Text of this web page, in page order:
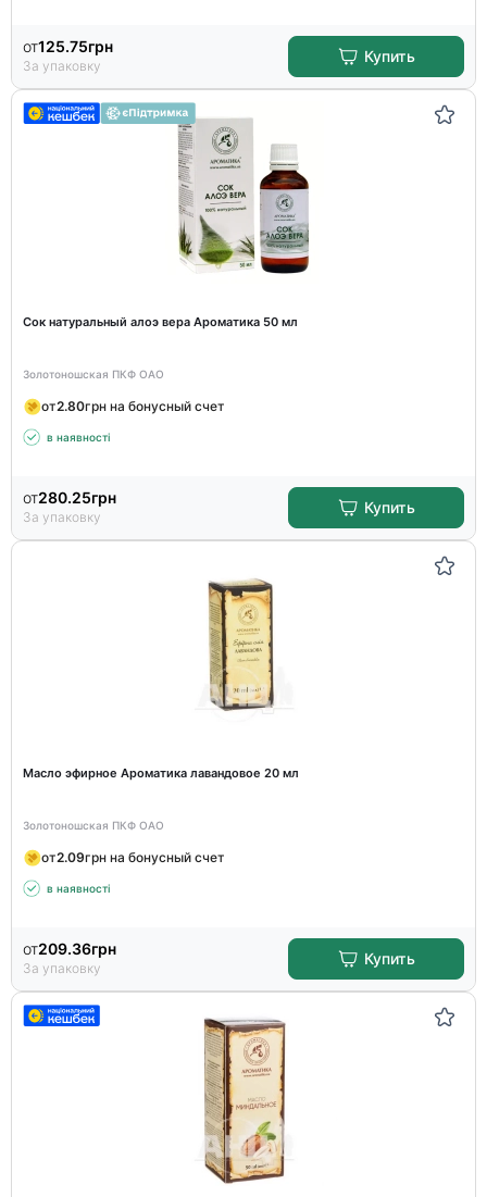
от125.75грн
За упаковку
Купить
Сок натуральный алоэ вера Ароматика 50 мл
Золотоношская ПКФ ОАО
от2.80грн на бонусный счет
в наявності
от280.25грн
За упаковку
Купить
Масло эфирное Ароматика лавандовое 20 мл
Золотоношская ПКФ ОАО
от2.09грн на бонусный счет
в наявності
от209.36грн
За упаковку
Купить